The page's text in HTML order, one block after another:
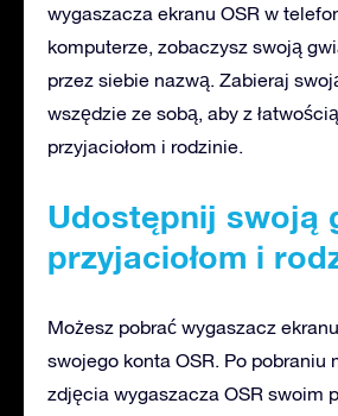
wygaszacza ekranu OSR w
komputerze, zobaczysz swoją
przez siebie nazwą. Zabieraj
wszędzie ze sobą, aby z
przyjaciołom i rodzinie.
Udostępnij swoją
przyjaciołom i
Możesz pobrać wygaszacz
swojego konta OSR. Po pobraniu
zdjęcia wygaszacza OSR swoim